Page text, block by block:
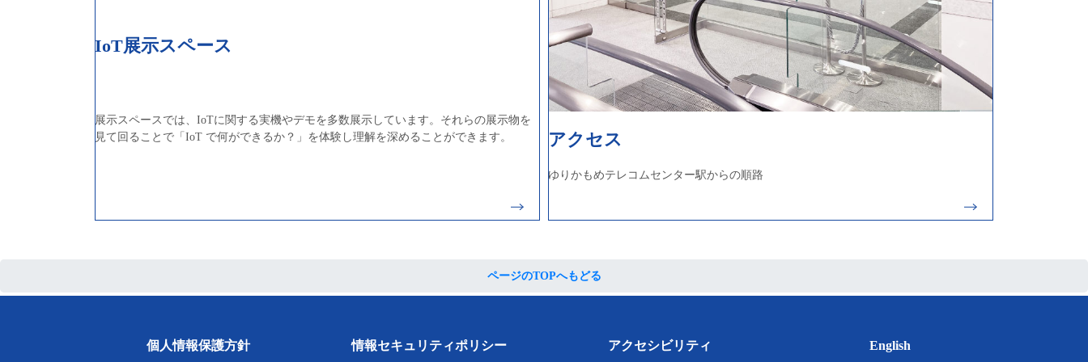
IoT展示スペース
展示スペースでは、IoTに関する実機やデモを多数展示しています。それらの展示物を
見て回ることで「IoT で何ができるか？」を体験し理解を深めることができます。
アクセス
ゆりかもめテレコムセンター駅からの順路
ページのTOPへもどる
個人情報保護方針 情報セキュリティポリシー アクセシビリティ English